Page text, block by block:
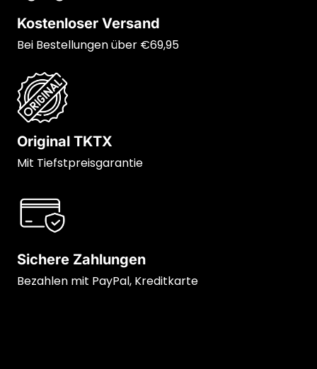
Kostenloser Versand
Bei Bestellungen über €69,95
Original TKTX
Mit Tiefstpreisgarantie
Sichere Zahlungen
Bezahlen mit PayPal, Kreditkarte